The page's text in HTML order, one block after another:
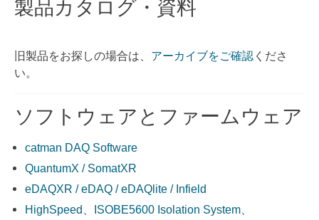
製品カタログ・資料
旧製品をお探しの場合は、 アーカイブをご確認 くださ
い。
ソフトウェアとファームウェア
catman DAQ Software
QuantumX / SomatXR
eDAQXR / eDAQ / eDAQlite / Infield
HighSpeed、ISOBE5600 Isolation System、